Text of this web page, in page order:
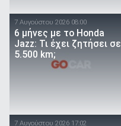
7 Αυγούστου 2026 08:00
6 μήνες με το Honda
Jazz: Τι έχει ζητήσει σε
5.500 km;
7 Αυγούστου 2026 17:02